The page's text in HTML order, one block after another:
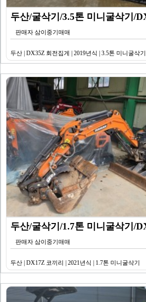
판매자 삼이중기매매
두산 | DX35Z 회전집게 | 2019년식 | 3.5톤 미니굴삭기
판매자 삼이중기매매
두산 | DX17Z 코끼리 | 2021년식 | 1.7톤 미니굴삭기